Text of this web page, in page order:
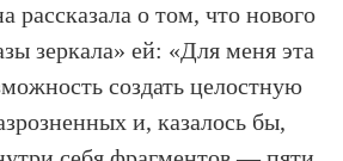
рассказала о том, что нового
зеркала» ей: «Для меня эта
создать целостную
и, казалось бы,